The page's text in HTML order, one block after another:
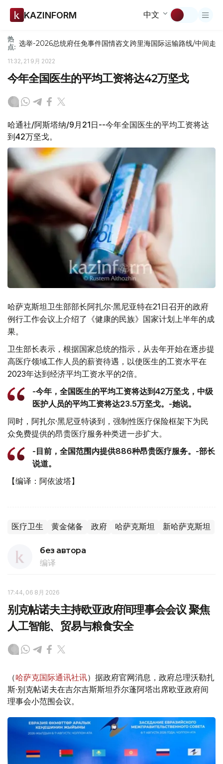
KAZINFORM 中文
热
点: 选举-2026总统府任免事件国情咨文跨里海国际运输路线/中间走廊
11:32, 21 9月 2022
今年全国医生的平均工资将达42万坚戈
哈通社/阿斯塔纳/9月21日--今年全国医生的平均工资将达
到42万坚戈。
哈萨克斯坦卫生部部长阿扎尔·黑尼亚特在21日召开的政府
例行工作会议上介绍了《健康的民族》国家计划上半年的成
果。
卫生部长表示，根据国家总统的指示，从去年开始在逐步提
高医疗领域工作人员的薪资待遇，以使医生的工资水平在
2023年达到经济平均工资水平的2倍。
-今年，全国医生的平均工资将达到42万坚戈，中级
医护人员的平均工资将达23.5万坚戈。-她说。
同时，阿扎尔·黑尼亚特谈到，强制性医疗保险框架下为民
众免费提供的昂贵医疗服务种类进一步扩大。
-目前，全国范围内提供886种昂贵医疗服务。-部长
说道。
【编译：阿依波塔】
医疗卫生 黄金储备 政府 哈萨克斯坦 新哈萨克斯坦
без автора
编译
17:44, 06 8月 2026
别克帖诺夫主持欧亚政府间理事会会议 聚焦
人工智能、贸易与粮食安全
（哈萨克国际通讯社讯）据政府官网消息，政府总理沃勒扎
斯·别克帖诺夫在吉尔吉斯斯坦乔尔蓬阿塔出席欧亚政府间
理事会小范围会议。